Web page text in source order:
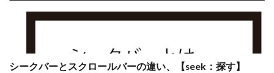
シークバーとスクロールバーの違い、【seek：探す】